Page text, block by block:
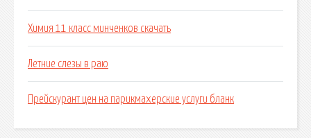
Химия 11 класс минченков скачать
Летние слезы в раю
Прейскурант цен на парикмахерские услуги бланк